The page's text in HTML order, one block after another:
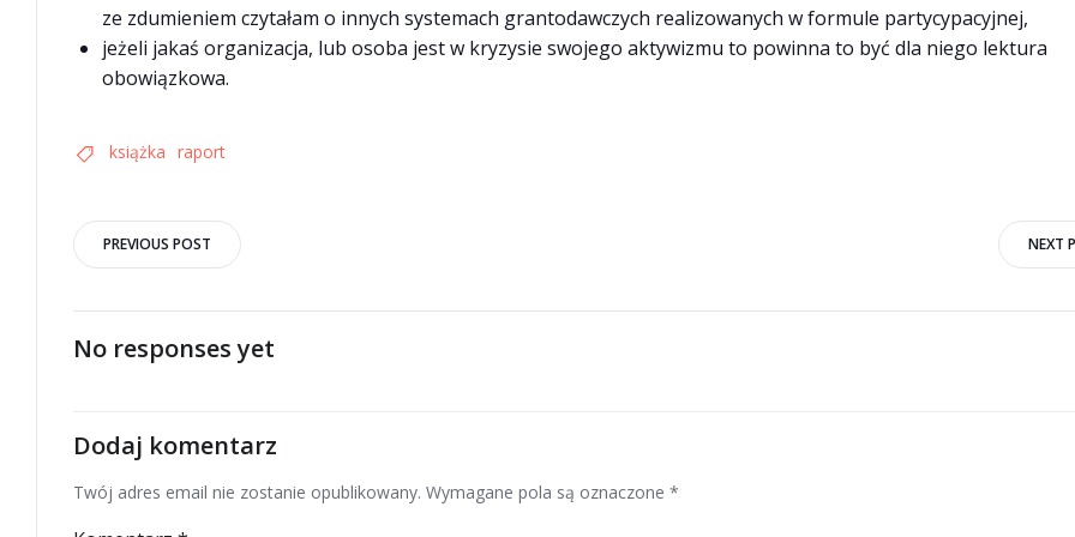
ze zdumieniem czytałam o innych systemach grantodawczych realizowanych w formule partycypacyjnej,
jeżeli jakaś organizacja, lub osoba jest w kryzysie swojego aktywizmu to powinna to być dla niego lektura
obowiązkowa.
książka raport
Post
navigation
PREVIOUS POST
navigation
NEXT
No responses yet
Dodaj komentarz
Twój adres email nie zostanie opublikowany. Wymagane pola są oznaczone *